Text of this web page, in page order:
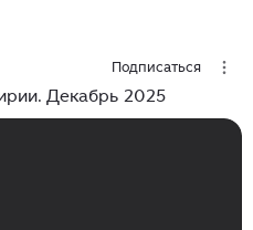
Подписаться
Декабрь 2025